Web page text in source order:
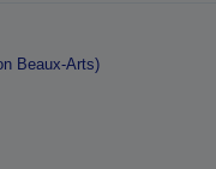
Beaux-Arts)